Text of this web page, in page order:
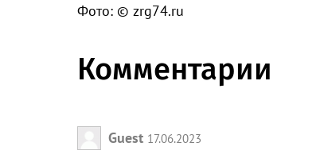
Фото: © zrg74.ru
Комментарии
Guest 17.06.2023